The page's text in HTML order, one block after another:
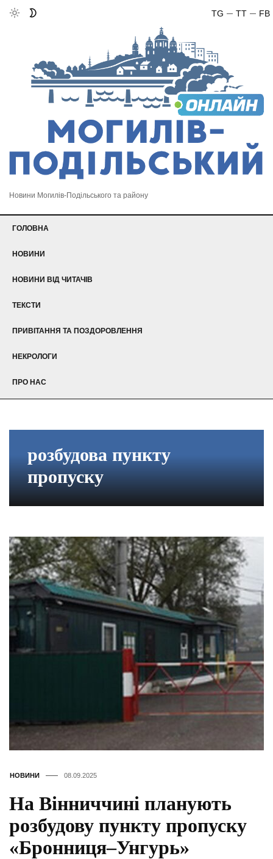
FB
TT
TG
Новини Могилів-Подільського та району
ГОЛОВНА
НОВИНИ
НОВИНИ ВІД ЧИТАЧІВ
ТЕКСТИ
ПРИВІТАННЯ ТА ПОЗДОРОВЛЕННЯ
НЕКРОЛОГИ
ПРО НАС
розбудова пункту
пропуску
НОВИНИ 08.09.2025
На Вінниччині планують
розбудову пункту пропуску
«Бронниця–Унгурь»